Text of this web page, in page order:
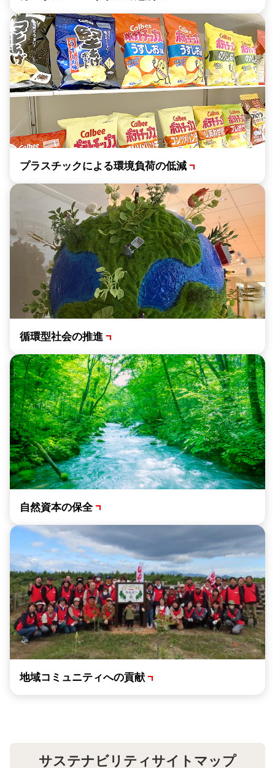
プラスチックによる環境負荷の低減
循環型社会の推進
自然資本の保全
地域コミュニティへの貢献
サステナビリティサイトマップ